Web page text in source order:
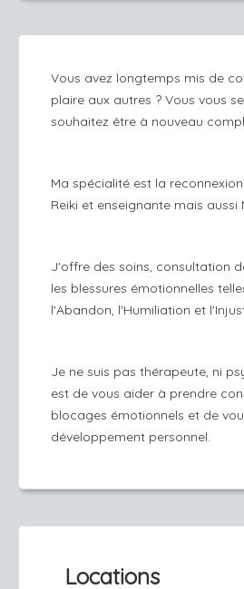
Vous avez longtemps mis de
plaire aux autres ? Vous vous
souhaitez être à nouveau
Ma spécialité est la
Reiki et enseignante mais aussi
J'offre des soins, consultation
les blessures émotionnelles
l'Abandon, l'Humiliation et
Je ne suis pas thérapeute, ni
est de vous aider à prendre
blocages émotionnels et de
développement personnel.
Locations